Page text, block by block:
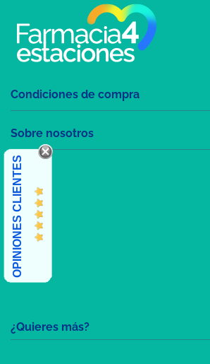
¿Quieres más?
Condiciones de compra
Sobre nosotros
OPINIONES CLIENTES